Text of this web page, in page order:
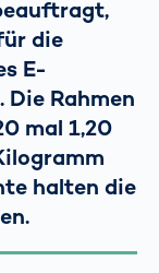
die
E-
Rahmen
mal 1,20
halten die